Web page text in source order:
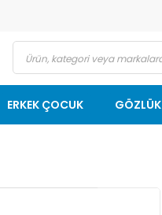
ERKEK ÇOCUK GÖZLÜK